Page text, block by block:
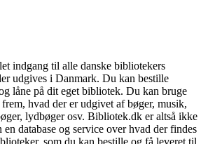
indgang til alle danske bibliotekers
udgives i Danmark. Du kan bestille
låne på dit eget bibliotek. Du kan bruge
hvad der er udgivet af bøger, musik,
lydbøger osv. Bibliotek.dk er altså ikke
database og service over hvad der findes